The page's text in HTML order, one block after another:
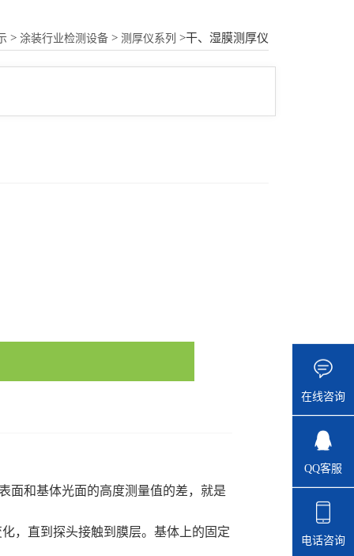
>涂装行业检测设备 > 测厚仪系列 >干、湿膜测厚仪
面和基体光面的高度测量值的差，就是
，直到探头接触到膜层。基体上的固定
在线咨询
QQ客服
电话咨询